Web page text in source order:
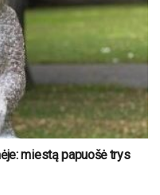
miestą papuošė trys